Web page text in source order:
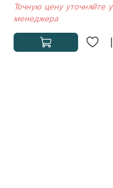
Точную цену уточняйте у
менеджера